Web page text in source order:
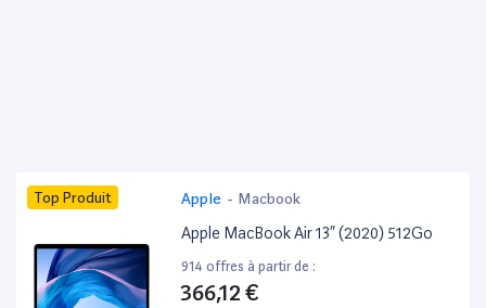
Top Produit Apple - Macbook
Apple MacBook Air 13” (2020) 512Go
914 offres à partir de :
366,12 €